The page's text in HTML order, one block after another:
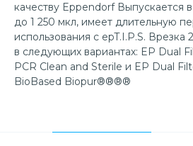
качеству Eppendorf Выпускается
до 1 250 мкл, имеет длительную
использования с epT.I.P.S.
в следующих вариантах: EP Dual
PCR Clean and Sterile и EP Dual
BioBased Biopur®®®®